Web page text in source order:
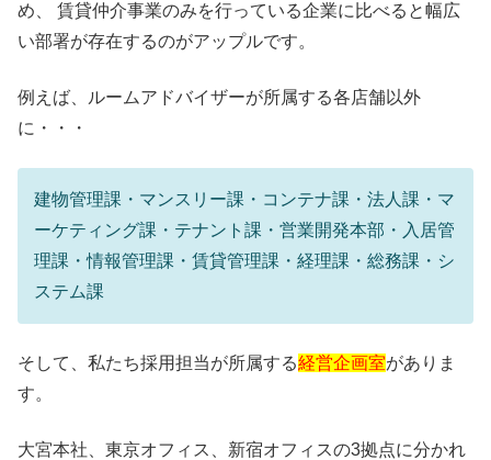
め、 賃貸仲介事業のみを行っている企業に比べると幅広
い部署が存在するのがアップルです。
例えば、ルームアドバイザーが所属する各店舗以外
に・・・
建物管理課・マンスリー課・コンテナ課・法人課・マ
ーケティング課・テナント課・営業開発本部・入居管
理課・情報管理課・賃貸管理課・経理課・総務課・シ
ステム課
そして、私たち採用担当が所属する経営企画室がありま
す。
大宮本社、東京オフィス、新宿オフィスの3拠点に分かれ